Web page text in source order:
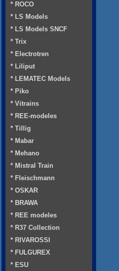
* ROCO
* LS Models
* LS Models SNCF
* Trix
* Electrotren
* Liliput
* LEMATEC Models
* Piko
* Vitrains
* REE-modeles
* Tillig
* Mabar
* Mehano
* Mistral Train
* Fleischmann
* OSKAR
* BRAWA
* REE modeles
* R37 Collection
* RIVAROSSI
* FULGUREX
* ESU